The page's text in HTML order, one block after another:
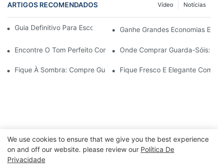
ARTIGOS RECOMENDADOS Notícias
Vídeo
Guia Definitivo Para Escolher O Guarda-Sol Perfeito
Ganhe Grandes Economias
Encontre O Tom Perfeito Com Pequenos Guarda-Sóis À Venda
Onde Comprar Guarda-Sóis:
Fique À Sombra: Compre Guarda-Sóis À Venda Agora
Fique Fresco E Elegante Com
We use cookies to ensure that we give you the best experience
on and off our website. please review our Política De
Privacidade